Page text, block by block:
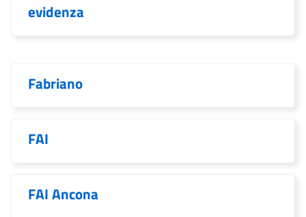
evidenza
Fabriano
FAI
FAI Ancona